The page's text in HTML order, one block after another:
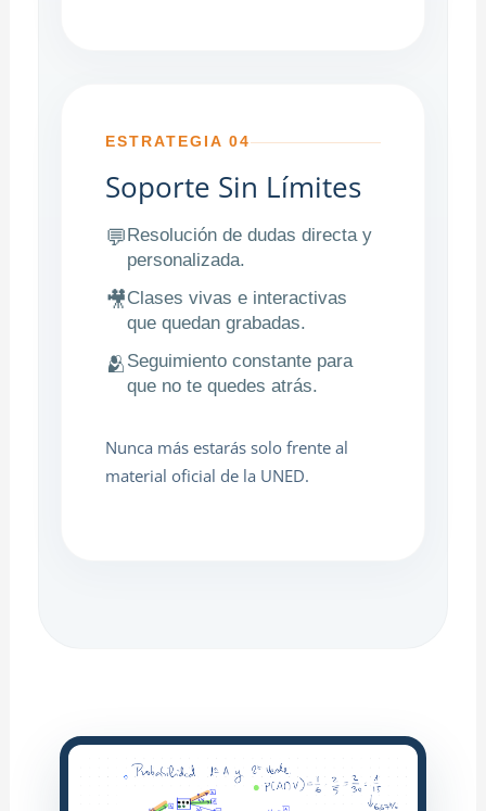
ESTRATEGIA 04
Soporte Sin Límites
💬 Resolución de dudas directa y
personalizada.
🎥Clases vivas e interactivas
que quedan grabadas.
🫂 Seguimiento constante para
que no te quedes atrás.
Nunca más estarás solo frente al
material oficial de la UNED.